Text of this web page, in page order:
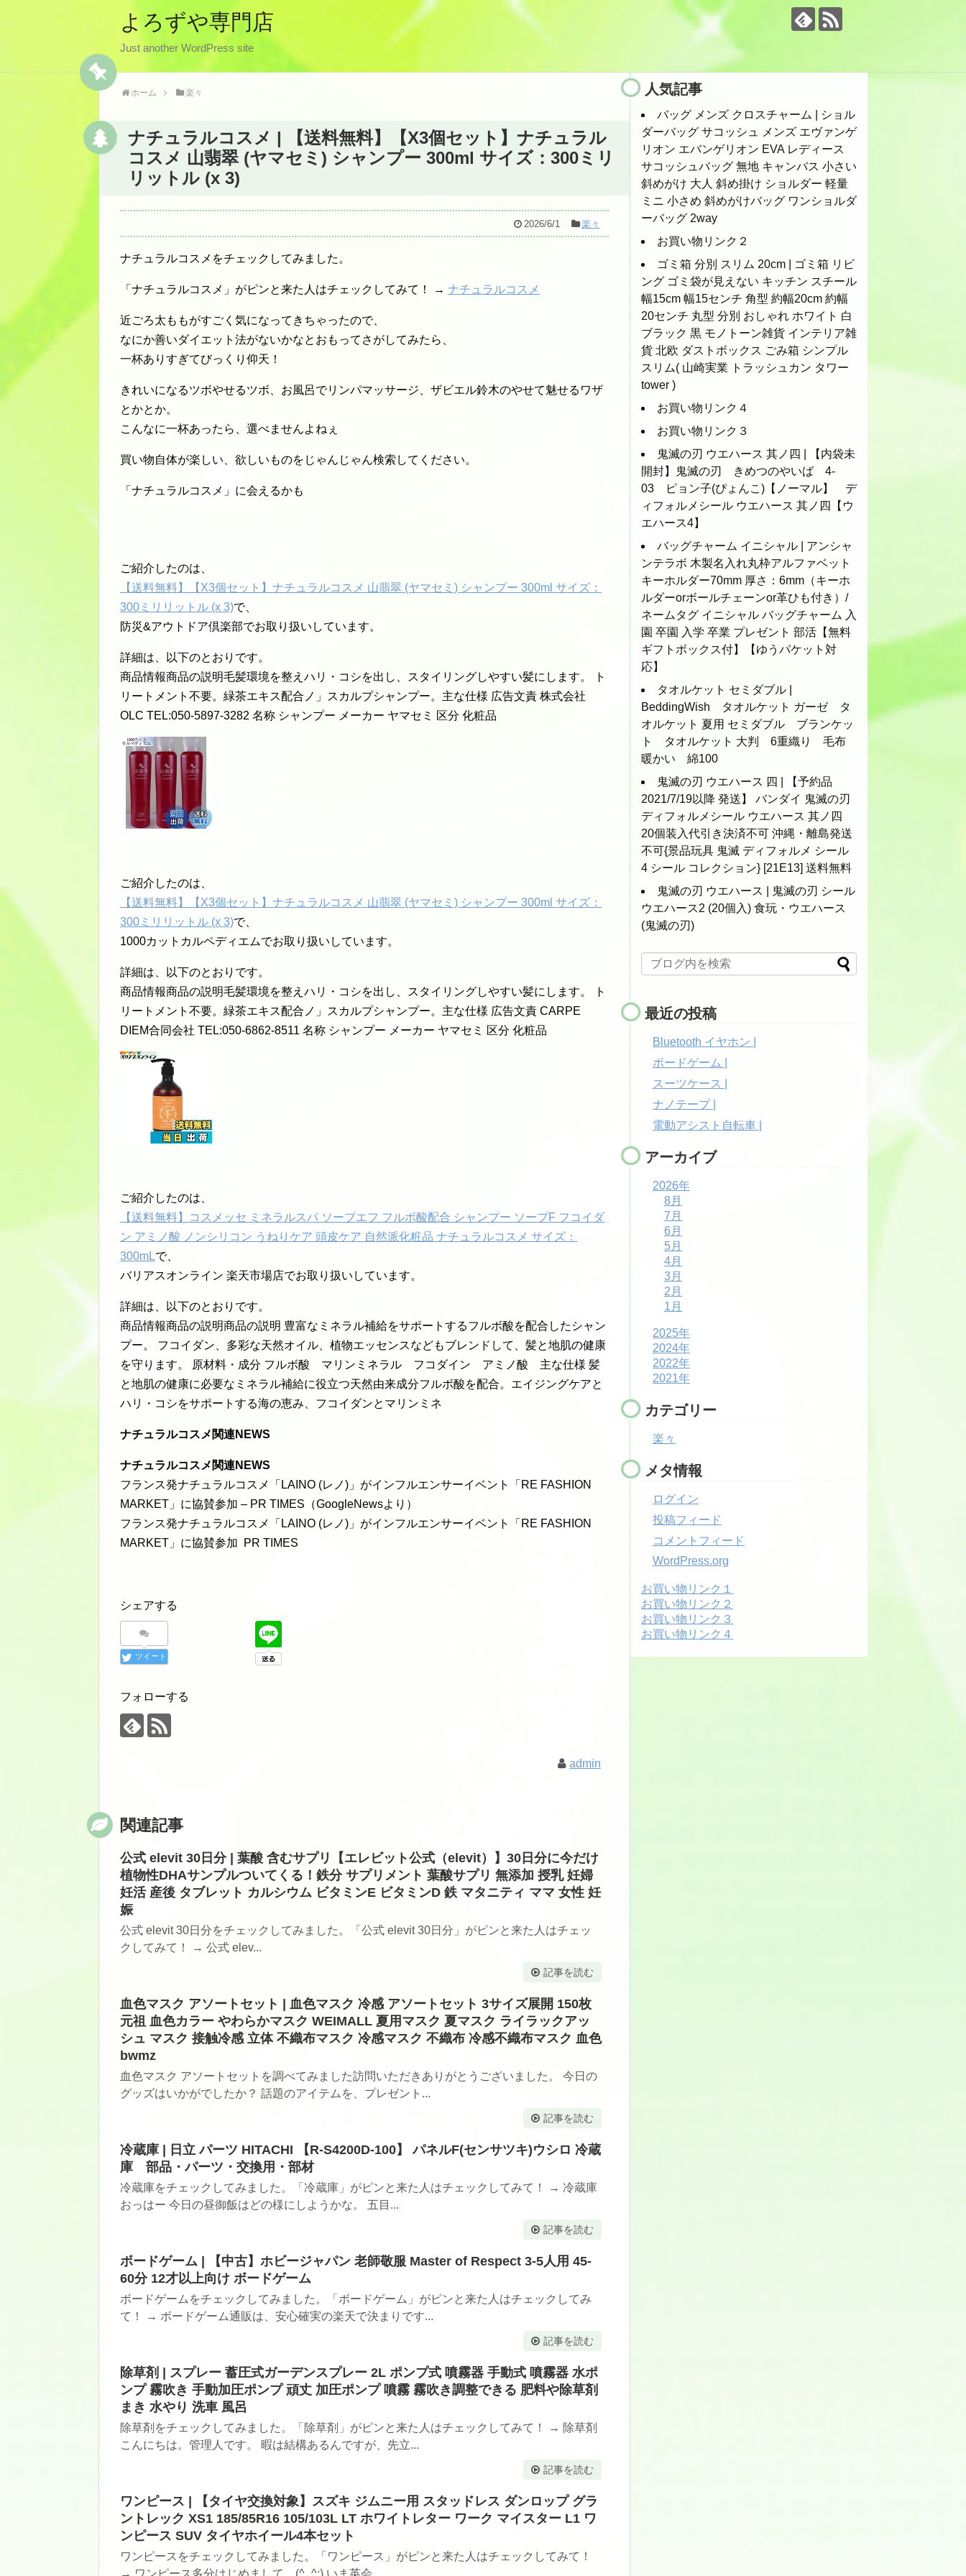
よろずや専門店
Just another WordPress site
ホーム 楽々
ナチュラルコスメ | 【送料無料】【X3個セット】ナチュラル
コスメ 山翡翠 (ヤマセミ) シャンプー 300ml サイズ：300ミリ
リットル (x 3)
2026/6/1 楽々
ナチュラルコスメをチェックしてみました。
「ナチュラルコスメ」がピンと来た人はチェックしてみて！ → ナチュラルコスメ
近ごろ太ももがすごく気になってきちゃったので、
なにか善いダイエット法がないかなとおもってさがしてみたら、
一杯ありすぎてびっくり仰天！
きれいになるツボやせるツボ、お風呂でリンパマッサージ、ザビエル鈴木のやせて魅せるワザ
とかとか。
こんなに一杯あったら、選べませんよねぇ
買い物自体が楽しい、欲しいものをじゃんじゃん検索してください。
「ナチュラルコスメ」に会えるかも
ご紹介したのは、
【送料無料】【X3個セット】ナチュラルコスメ 山翡翠 (ヤマセミ) シャンプー 300ml サイズ：
300ミリリットル (x 3)で、
防災&アウトドア倶楽部でお取り扱いしています。
詳細は、以下のとおりです。
商品情報商品の説明毛髪環境を整えハリ・コシを出し、スタイリングしやすい髪にします。 ト
リートメント不要。緑茶エキス配合ノ」スカルプシャンプー。主な仕様 広告文責 株式会社
OLC TEL:050-5897-3282 名称 シャンプー メーカー ヤマセミ 区分 化粧品
ご紹介したのは、
【送料無料】【X3個セット】ナチュラルコスメ 山翡翠 (ヤマセミ) シャンプー 300ml サイズ：
300ミリリットル (x 3)で、
1000カットカルペディエムでお取り扱いしています。
詳細は、以下のとおりです。
商品情報商品の説明毛髪環境を整えハリ・コシを出し、スタイリングしやすい髪にします。 ト
リートメント不要。緑茶エキス配合ノ」スカルプシャンプー。主な仕様 広告文責 CARPE
DIEM合同会社 TEL:050-6862-8511 名称 シャンプー メーカー ヤマセミ 区分 化粧品
ご紹介したのは、
【送料無料】コスメッセ ミネラルスパ ソープエフ フルボ酸配合 シャンプー ソープF フコイダ
ン アミノ酸 ノンシリコン うねりケア 頭皮ケア 自然派化粧品 ナチュラルコスメ サイズ：
300mLで、
バリアスオンライン 楽天市場店でお取り扱いしています。
詳細は、以下のとおりです。
商品情報商品の説明商品の説明 豊富なミネラル補給をサポートするフルボ酸を配合したシャン
プー。 フコイダン、多彩な天然オイル、植物エッセンスなどもブレンドして、髪と地肌の健康
を守ります。 原材料・成分 フルボ酸 マリンミネラル フコダイン アミノ酸 主な仕様 髪
と地肌の健康に必要なミネラル補給に役立つ天然由来成分フルボ酸を配合。エイジングケアと
ハリ・コシをサポートする海の恵み、フコイダンとマリンミネ
ナチュラルコスメ関連NEWS
ナチュラルコスメ関連NEWS
フランス発ナチュラルコスメ「LAINO (レノ)」がインフルエンサーイベント「RE FASHION
MARKET」に協賛参加 – PR TIMES（GoogleNewsより）
フランス発ナチュラルコスメ「LAINO (レノ)」がインフルエンサーイベント「RE FASHION
MARKET」に協賛参加 PR TIMES
シェアする
ツイート
フォローする
admin
関連記事
公式 elevit 30日分 | 葉酸 含むサプリ【エレビット公式（elevit）】30日分に今だけ
植物性DHAサンプルついてくる！鉄分 サプリメント 葉酸サプリ 無添加 授乳 妊婦
妊活 産後 タブレット カルシウム ビタミンE ビタミンD 鉄 マタニティ ママ 女性 妊
娠
公式 elevit 30日分をチェックしてみました。「公式 elevit 30日分」がピンと来た人はチェッ
クしてみて！ → 公式 elev...
記事を読む
血色マスク アソートセット | 血色マスク 冷感 アソートセット 3サイズ展開 150枚
元祖 血色カラー やわらかマスク WEIMALL 夏用マスク 夏マスク ライラックアッ
シュ マスク 接触冷感 立体 不織布マスク 冷感マスク 不織布 冷感不織布マスク 血色
bwmz
血色マスク アソートセットを調べてみました訪問いただきありがとうございました。 今日の
グッズはいかがでしたか？ 話題のアイテムを、プレゼント...
記事を読む
冷蔵庫 | 日立 パーツ HITACHI 【R-S4200D-100】 パネルF(センサツキ)ウシロ 冷蔵
庫 部品・パーツ・交換用・部材
冷蔵庫をチェックしてみました。「冷蔵庫」がピンと来た人はチェックしてみて！ → 冷蔵庫
おっはー 今日の昼御飯はどの様にしようかな。 五目...
記事を読む
ボードゲーム | 【中古】ホビージャパン 老師敬服 Master of Respect 3-5人用 45-
60分 12才以上向け ボードゲーム
ボードゲームをチェックしてみました。「ボードゲーム」がピンと来た人はチェックしてみ
て！ → ボードゲーム通販は、安心確実の楽天で決まりです...
記事を読む
除草剤 | スプレー 蓄圧式ガーデンスプレー 2L ポンプ式 噴霧器 手動式 噴霧器 水ポ
ンプ 霧吹き 手動加圧ポンプ 頑丈 加圧ポンプ 噴霧 霧吹き調整できる 肥料や除草剤
まき 水やり 洗車 風呂
除草剤をチェックしてみました。「除草剤」がピンと来た人はチェックしてみて！ → 除草剤
こんにちは。管理人です。 暇は結構あるんですが、先立...
記事を読む
ワンピース | 【タイヤ交換対象】スズキ ジムニー用 スタッドレス ダンロップ グラ
ントレック XS1 185/85R16 105/103L LT ホワイトレター ワーク マイスター L1 ワ
ンピース SUV タイヤホイール4本セット
ワンピースをチェックしてみました。「ワンピース」がピンと来た人はチェックしてみて！
→ ワンピース多分はじめまして。(^_^;) いま英会...
人気記事
バッグ メンズ クロスチャーム | ショル
ダーバッグ サコッシュ メンズ エヴァンゲ
リオン エバンゲリオン EVA レディース
サコッシュバッグ 無地 キャンバス 小さい
斜めがけ 大人 斜め掛け ショルダー 軽量
ミニ 小さめ 斜めがけバッグ ワンショルダ
ーバッグ 2way
お買い物リンク２
ゴミ箱 分別 スリム 20cm | ゴミ箱 リビ
ング ゴミ袋が見えない キッチン スチール
幅15cm 幅15センチ 角型 約幅20cm 約幅
20センチ 丸型 分別 おしゃれ ホワイト 白
ブラック 黒 モノトーン雑貨 インテリア雑
貨 北欧 ダストボックス ごみ箱 シンプル
スリム( 山崎実業 トラッシュカン タワー
tower )
お買い物リンク４
お買い物リンク３
鬼滅の刃 ウエハース 其ノ四 | 【内袋未
開封】鬼滅の刃 きめつのやいば 4-
03 ピョン子(ぴょんこ)【ノーマル】 デ
ィフォルメシール ウエハース 其ノ四【ウ
エハース4】
バッグチャーム イニシャル | アンシャ
ンテラボ 木製名入れ丸枠アルファベット
キーホルダー70mm 厚さ：6mm（キーホ
ルダーorボールチェーンor革ひも付き）/
ネームタグ イニシャル バッグチャーム 入
園 卒園 入学 卒業 プレゼント 部活【無料
ギフトボックス付】【ゆうパケット対
応】
タオルケット セミダブル |
BeddingWish タオルケット ガーゼ タ
オルケット 夏用 セミダブル ブランケッ
ト タオルケット 大判 6重織り 毛布
暖かい 綿100
鬼滅の刃 ウエハース 四 | 【予約品
2021/7/19以降 発送】 バンダイ 鬼滅の刃
ディフォルメシール ウエハース 其ノ四
20個装入代引き決済不可 沖縄・離島発送
不可{景品玩具 鬼滅 ディフォルメ シール
4 シール コレクション} [21E13] 送料無料
鬼滅の刃 ウエハース | 鬼滅の刃 シール
ウエハース2 (20個入) 食玩・ウエハース
(鬼滅の刃)
最近の投稿
Bluetooth イヤホン |
ボードゲーム |
スーツケース |
ナノテープ |
電動アシスト自転車 |
アーカイブ
2026年
8月
7月
6月
5月
4月
3月
2月
1月
2025年
2024年
2022年
2021年
カテゴリー
楽々
メタ情報
ログイン
投稿フィード
コメントフィード
WordPress.org
お買い物リンク１
お買い物リンク２
お買い物リンク３
お買い物リンク４